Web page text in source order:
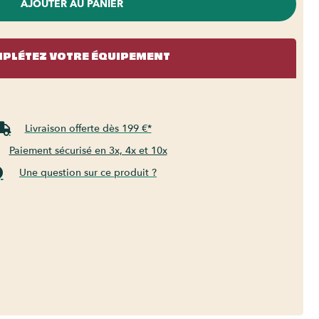
AJOUTER AU PANIER
VOTRE ÉQUIPEMENT
Livraison offerte dès 199 €*
Paiement sécurisé en 3x, 4x et 10x
Une question sur ce produit ?